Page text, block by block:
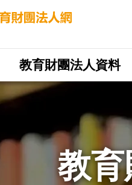
教育財團法人資料
教